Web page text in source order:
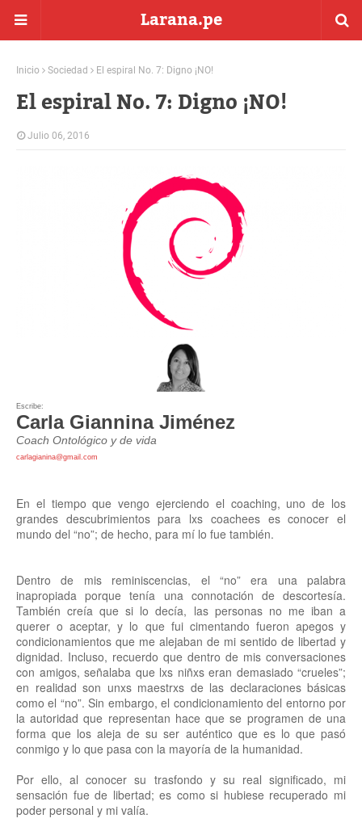
Larana.pe
Inicio Sociedad El espiral No. 7: Digno ¡NO!
El espiral No. 7: Digno ¡NO!
Julio 06, 2016
Escribe:
Carla Giannina Jiménez
Coach Ontológico y de vida
carlagianina@gmail.com
En el tiempo que vengo ejerciendo el coaching, uno de los
grandes descubrimientos para lxs coachees es conocer el
mundo del “no”; de hecho, para mí lo fue también.
Dentro de mis reminiscencias, el “no” era una palabra
inapropiada porque tenía una connotación de descortesía.
También creía que si lo decía, las personas no me iban a
querer o aceptar, y lo que fui cimentando fueron apegos y
condicionamientos que me alejaban de mi sentido de libertad y
dignidad. Incluso, recuerdo que dentro de mis conversaciones
con amigos, señalaba que lxs niñxs eran demasiado “crueles”;
en realidad son unxs maestrxs de las declaraciones básicas
como el “no”. Sin embargo, el condicionamiento del entorno por
la autoridad que representan hace que se programen de una
forma que los aleja de su ser auténtico que es lo que pasó
conmigo y lo que pasa con la mayoría de la humanidad.
Por ello, al conocer su trasfondo y su real significado, mi
sensación fue de libertad; es como si hubiese recuperado mi
poder personal y mi valía.